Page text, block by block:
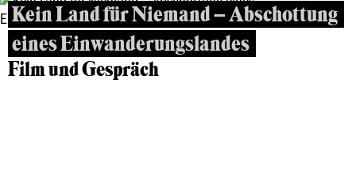
Kein Land für Niemand – Abschottung
eines Einwanderungslandes
Film und Gespräch